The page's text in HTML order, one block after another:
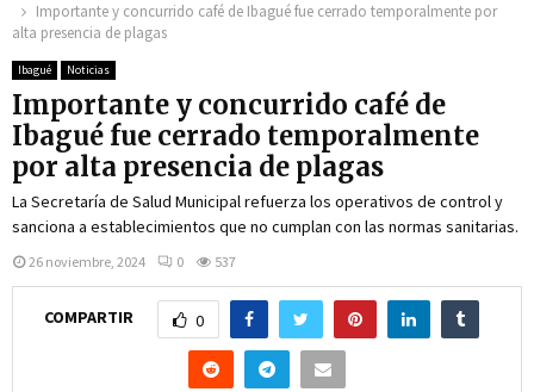
Importante y concurrido café de Ibagué fue cerrado temporalmente por
alta presencia de plagas
Ibagué Noticias
Importante y concurrido café de
Ibagué fue cerrado temporalmente
por alta presencia de plagas
La Secretaría de Salud Municipal refuerza los operativos de control y
sanciona a establecimientos que no cumplan con las normas sanitarias.
26 noviembre, 2024 0 537
COMPARTIR 0